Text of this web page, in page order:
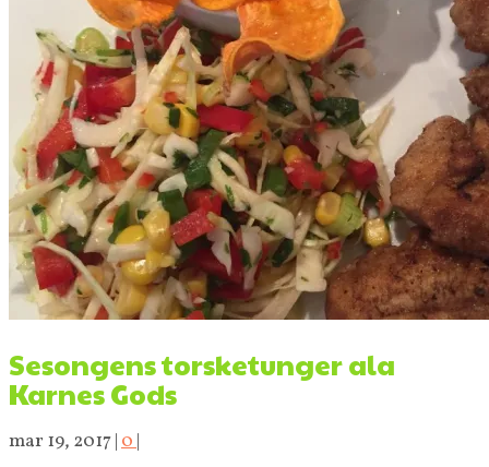
Sesongens torsketunger ala
Karnes Gods
mar 19, 2017| 0 |